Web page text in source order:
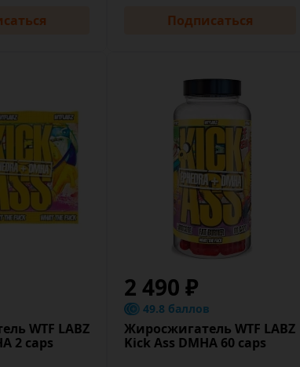
Подписаться
WTF LABZ
2 caps
2 490 ₽
49.8 баллов
Жиросжигатель WTF LABZ
Kick Ass DMHA 60 caps